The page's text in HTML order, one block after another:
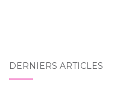
DERNIERS ARTICLES